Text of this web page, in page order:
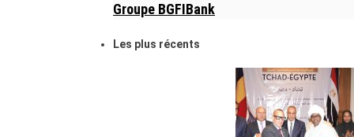
Groupe BGFIBank
Les plus récents